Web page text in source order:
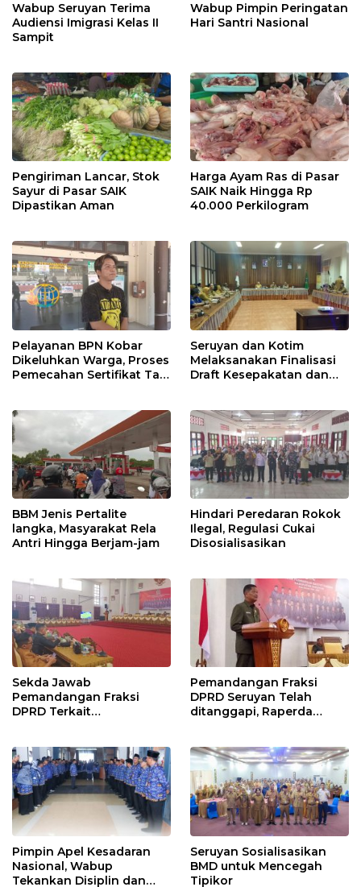
Wabup Seruyan Terima
Audiensi Imigrasi Kelas II
Sampit
Wabup Pimpin Peringatan
Hari Santri Nasional
Pengiriman Lancar, Stok
Sayur di Pasar SAIK
Dipastikan Aman
Harga Ayam Ras di Pasar
SAIK Naik Hingga Rp
40.000 Perkilogram
Pelayanan BPN Kobar
Dikeluhkan Warga, Proses
Pemecahan Sertifikat Tak
Seruyan dan Kotim
Melaksanakan Finalisasi
Draft Kesepakatan dan
BBM Jenis Pertalite
langka, Masyarakat Rela
Antri Hingga Berjam-jam
Hindari Peredaran Rokok
Ilegal, Regulasi Cukai
Disosialisasikan
Sekda Jawab
Pemandangan Fraksi
DPRD Terkait
2024
Pemandangan Fraksi
DPRD Seruyan Telah
ditanggapi, Raperda
Pimpin Apel Kesadaran
Nasional, Wabup
Tekankan Disiplin dan
Seruyan Sosialisasikan
BMD untuk Mencegah
Tipikor